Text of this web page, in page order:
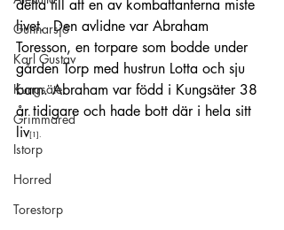
Gunnarsjö
Karl Gustav
Kungsäter
Grimmared
Istorp
Horred
Torestorp
detta till att en av kombattanterna miste
livet.  Den avlidne var Abraham
Toresson, en torpare som bodde under
gården Torp med hustrun Lotta och sju
barn. Abraham var född i Kungsäter 38
år tidigare och hade bott där i hela sitt
liv[1].